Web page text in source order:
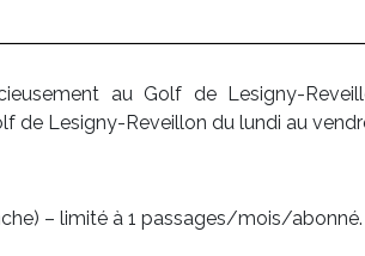
au Golf de Lesigny-
de Lesigny-Reveillon du lundi au
– limité à 1 passages/mois/abonné.